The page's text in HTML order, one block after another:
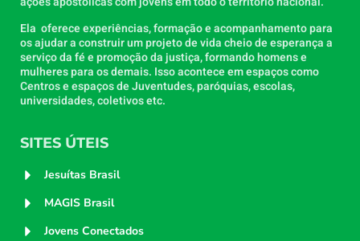
Ela oferece experiências, formação e acompanhamento para
os ajudar a construir um projeto de vida cheio de esperança a
serviço da fé e promoção da justiça, formando homens e
mulheres para os demais. Isso acontece em espaços como
Centros e espaços de Juventudes, paróquias, escolas,
universidades, coletivos etc.
SITES ÚTEIS
Jesuítas Brasil
MAGIS Brasil
Jovens Conectados